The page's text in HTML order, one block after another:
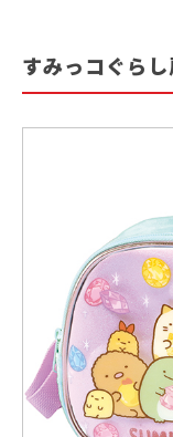
サステナビリティ
すみっコぐら